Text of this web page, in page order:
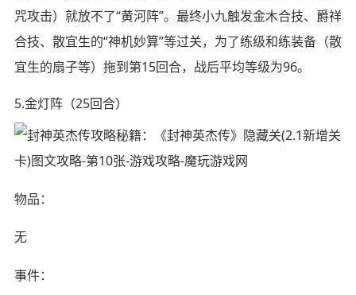
咒攻击）就放不了“黄河阵”。最终小九触发金木合技、爵祥
合技、散宜生的“神机妙算”等过关，为了练级和练装备（散
宜生的扇子等）拖到第15回合，战后平均等级为96。
5.金灯阵（25回合）
物品：
无
事件：